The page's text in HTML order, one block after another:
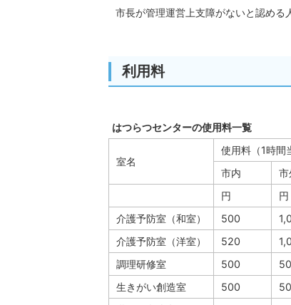
市長が管理運営上支障がないと認める
利用料
はつらつセンターの使用料一覧
室名
使用料（1時間
市内
市
円
円
介護予防室（和室）
500
介護予防室（洋室）
520
調理研修室
500
生きがい創造室
500